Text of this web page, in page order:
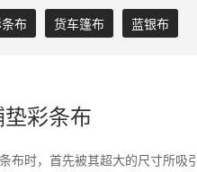
布 货车篷布 蓝银布
彩条布
布时，首先被其超大的尺寸所